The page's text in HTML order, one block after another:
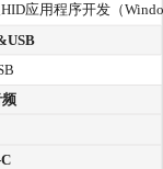
应用程序开发（